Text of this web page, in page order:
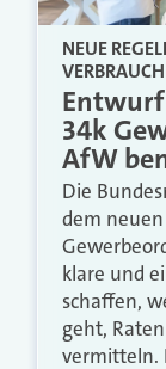
NEUE
34k
AfW
Die
dem
klare und
schaffen,
geht,
vermitteln.